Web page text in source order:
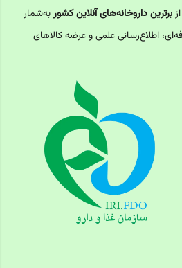
برترین داروخانه‌های آنلاین کشوربه‌شمار
اطلاع‌رسانی علمی و عرضه کالاهای